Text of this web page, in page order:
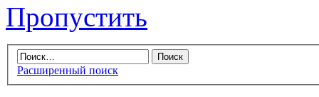
Пропустить
Расширенный поиск